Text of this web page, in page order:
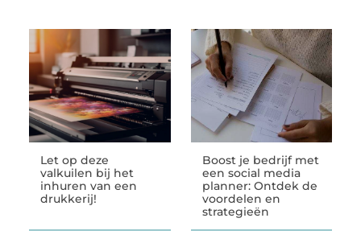
Let op deze
valkuilen bij het
inhuren van een
drukkerij!
Boost je bedrijf met
een social media
planner: Ontdek de
voordelen en
strategieën